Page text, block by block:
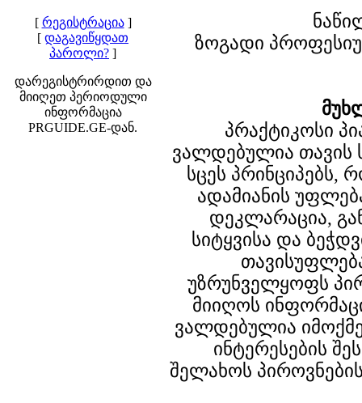
[ რეგისტრაცია]
[ დაგავიწყდათ
პაროლი? ]
დარეგისტრირდით და
მიიღეთ პერიოდული
ინფორმაცია
PRGUIDE.GE-დან.
ზოგადი
პრაქტიკოსი
ვალდებულია თავის
სცეს პრინციპებს,
ადამიანის
დეკლარაცია,
სიტყვისა და
უზრუნველყოფს
მიიღოს
ვალდებულია
ინტერესების
შელახოს